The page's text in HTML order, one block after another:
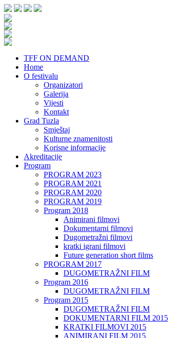
TFF ON DEMAND
Home
O festivalu
Organizatori
Galerija
Vijesti
Kontakt
Grad Tuzla
Smještaj
Kulturne znamenitosti
Korisne informacije
Akreditacije
Program
PROGRAM 2023
PROGRAM 2021
PROGRAM 2020
PROGRAM 2019
Program 2018
Animirani filmovi
Dokumentarni filmovi
Dugometražni filmovi
kratki igrani filmovi
Future generation short films
PROGRAM 2017
DUGOMETRAŽNI FILM
Program 2016
DUGOMETRAŽNI FILM
Program 2015
DUGOMETRAŽNI FILM
DOKUMENTARNI FILM 2015
KRATKI FILMOVI 2015
ANIMIRANI FILM 2015